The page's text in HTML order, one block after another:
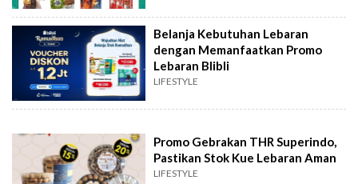
Belanja Kebutuhan Lebaran
dengan Memanfaatkan Promo
Lebaran Blibli
LIFESTYLE
Promo Gebrakan THR Superindo,
Pastikan Stok Kue Lebaran Aman
LIFESTYLE